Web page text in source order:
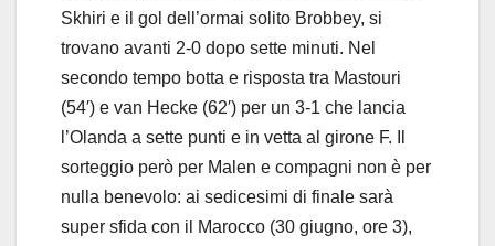
Skhiri e il gol dell’ormai solito Brobbey, si
trovano avanti 2-0 dopo sette minuti. Nel
secondo tempo botta e risposta tra Mastouri
(54′) e van Hecke (62′) per un 3-1 che lancia
l’Olanda a sette punti e in vetta al girone F. Il
sorteggio però per Malen e compagni non è per
nulla benevolo: ai sedicesimi di finale sarà
super sfida con il Marocco (30 giugno, ore 3),